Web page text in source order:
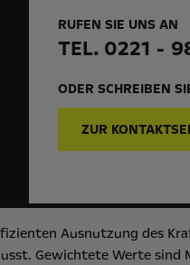
RUFEN SIE UNS AN
TEL. 0221 -
ODER SCHREIBEN
ZUR
Ausnutzung des
Gewichtete Werte